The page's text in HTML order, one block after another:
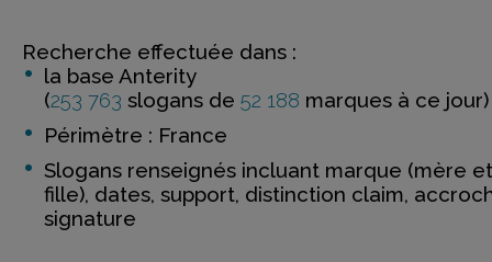
Recherche effectuée dans :
la base Anterity
(253 763 slogans de 52 188 marques à ce jour)
Périmètre : France
Slogans renseignés incluant marque (mère et
fille), dates, support, distinction claim,
signature